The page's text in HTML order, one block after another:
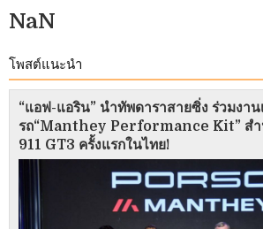
NaN
โพสต์แนะนำ
“แอฟ-แอริน” นำทัพดาราสายซิ่ง ร่วมงา
รถ“Manthey Performance Kit” ส
911 GT3 ครั้งแรกในไทย!